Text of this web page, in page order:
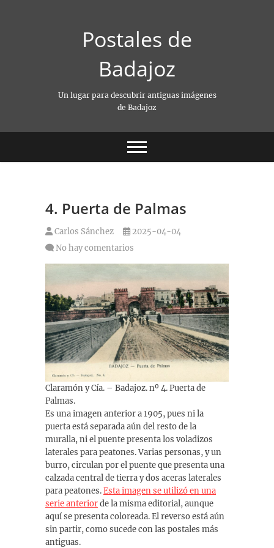
Postales de
Badajoz
Un lugar para descubrir antiguas imágenes
de Badajoz
4. Puerta de Palmas
Carlos Sánchez
2025-04-04
No hay comentarios
Claramón y Cía. – Badajoz. nº 4. Puerta de
Palmas.
Es una imagen anterior a 1905, pues ni la
puerta está separada aún del resto de la
muralla, ni el puente presenta los voladizos
laterales para peatones. Varias personas, y un
burro, circulan por el puente que presenta una
calzada central de tierra y dos aceras laterales
para peatones.Esta imagen se utilizó en una
serie anteriorde la misma editorial, aunque
aquí se presenta coloreada. El reverso está aún
sin partir, como sucede con las postales más
antiguas.